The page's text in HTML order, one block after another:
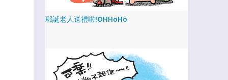
耶誕老人送禮啦!OHHoHo